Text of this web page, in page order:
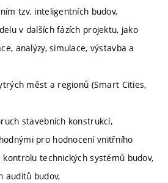
tzv. inteligentních budov,
v dalších fázích projektu, jako
analýzy, simulace, výstavba a
měst a regionů (Smart Cities,
stavebních konstrukcí,
pro hodnocení vnitřního
technických systémů budov,
auditů budov,